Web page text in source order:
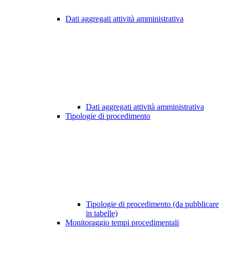
Dati aggregati attività amministrativa
Dati aggregati attività amministrativa
Tipologie di procedimento
Tipologie di procedimento (da pubblicare
in tabelle)
Monitoraggio tempi procedimentali